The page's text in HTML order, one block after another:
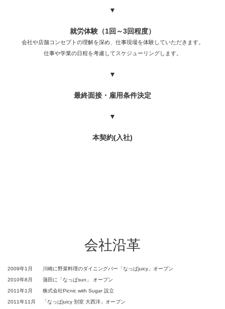
▼
就労体験（1回～3回程度）
会社や店舗コンセプトの理解を深め、仕事現場を体験していただきます。
仕事や学業の日程を考慮してスケジューリングします。
▼
最終面接・雇用条件決定
▼
本契約(入社)
会社沿革
2009年1月 川崎に野菜料理のダイニングバー「なっぱjuicy」オープン
2010年8月 蒲田に「なっぱsun」 オープン
2011年1月 株式会社Picnic with Sugar 設立
2011年11月 「なっぱjuicy 別室 大西洋」オープン